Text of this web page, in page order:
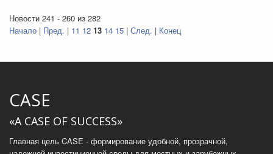
Новости 241 - 260 из 282
Начало | Пред. | 11 12 13 14 15 | След. | Конец
CASE
«A CASE OF SUCCESS»
Главная цель CASE - формирование удобной, прозрачной,